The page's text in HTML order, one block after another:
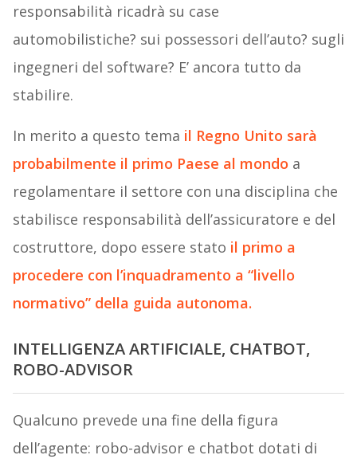
responsabilità ricadrà su case
automobilistiche? sui possessori dell’auto? sugli
ingegneri del software? E’ ancora tutto da
stabilire.
In merito a questo tema il Regno Unito sarà
probabilmente il primo Paese al mondo a
regolamentare il settore con una disciplina che
stabilisce responsabilità dell’assicuratore e del
costruttore, dopo essere stato il primo a
procedere con l’inquadramento a “livello
normativo” della guida autonoma.
INTELLIGENZA ARTIFICIALE, CHATBOT,
ROBO-ADVISOR
Qualcuno prevede una fine della figura
dell’agente: robo-advisor e chatbot dotati di